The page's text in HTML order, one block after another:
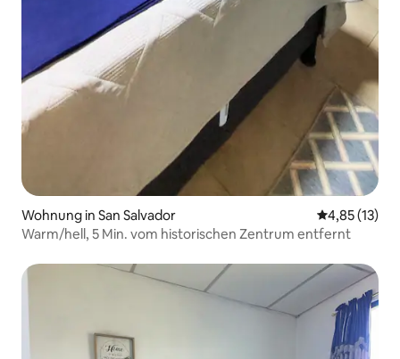
Wohnung in San Salvador
4,85 (13)
Warm/hell, 5 Min. vom historischen Zentrum entfernt